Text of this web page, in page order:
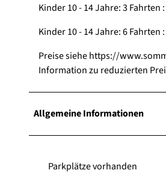
Kinder 10 - 14 Jahre: 3 Fahrten
Kinder 10 - 14 Jahre: 6 Fahrten
Preise siehe https://
Information zu reduzierten
Allgemeine Informationen
Parkplätze vorhanden